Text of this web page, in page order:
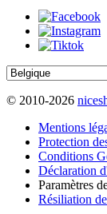
© 2010-2026
Mentions
Protection
Conditions
Déclaration
Paramètres
Résiliation